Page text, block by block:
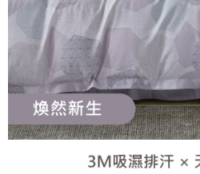
【注意事項】
１．透過由恩沛科技股份有限公司提供之
易，需依本服務之必要範圍內提供個人資
權轉讓予恩沛科技股份有限公司。
２．關於個人資料處理事宜，請瀏覽以下
https://aftee.tw/terms/#terms3
３．未成年的使用者請事先徵得法定代理
「AFTEE先享後付」，若未經同意申辦
任。
時審查核予不同之上限額度；若仍有額度